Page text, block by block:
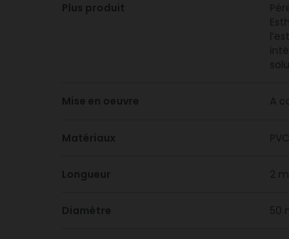
Plus produit
Mise en oeuvre A
Matériaux PVC
Longueur 2 m
Diamètre 50